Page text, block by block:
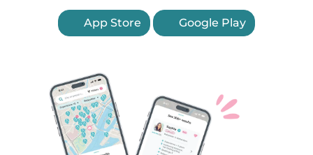
App Store Google Play